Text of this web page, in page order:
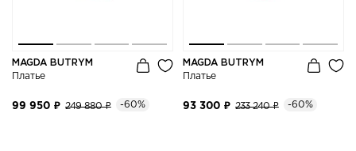
MAGDA BUTRYM
Платье
99 950 ₽ 249 880 ₽ -60%
MAGDA BUTRYM
Платье
93 300 ₽ 233 240 ₽ -60%